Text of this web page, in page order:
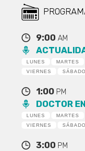
9:00 AM
LUNES MARTES
VIERNES
SÁBADO
1:00 PM
DOCTOR
LUNES MARTES
VIERNES
SÁBADO
3:00 PM